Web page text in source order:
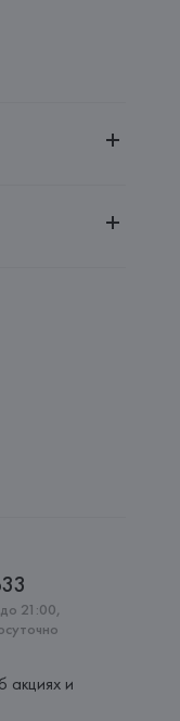
2-27
21:00,
акциях и